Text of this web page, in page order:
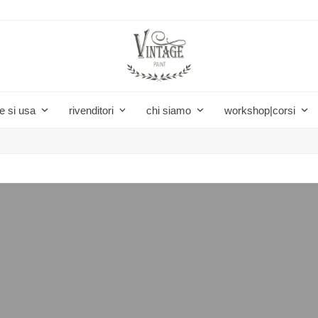
si usa rivenditori chi siamo workshop|corsi